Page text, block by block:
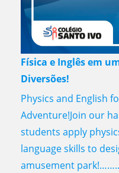
Física e Inglês em
Diversões!
Physics and English
Adventure!Join our
students apply
language skills to
amusement